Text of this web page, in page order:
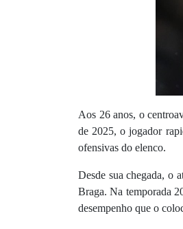
Aos 26 anos, o
de 2025, o jogador
ofensivas do elenco.
Desde sua chegada, o
Braga. Na temporada
desempenho que o